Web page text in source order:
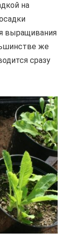
на
выращивания
же
сразу